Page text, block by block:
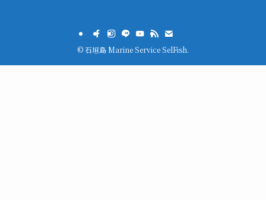
©石垣島 Marine Service SelFish.